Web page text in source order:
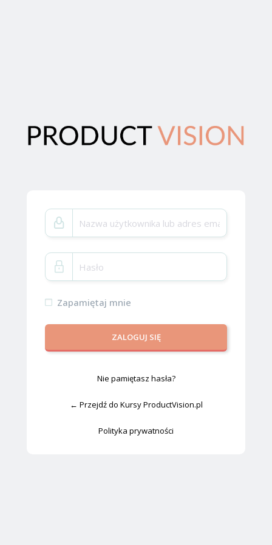
Zapamiętaj mnie
Nie pamiętasz hasła?
← Przejdź do Kursy ProductVision.pl
Polityka prywatności